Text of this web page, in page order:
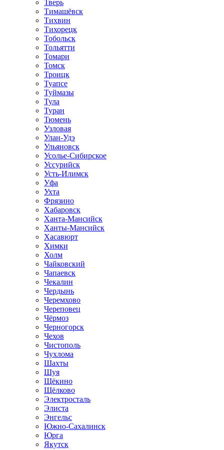
Тверь
Тимашёвск
Тихвин
Тихорецк
Тобольск
Тольятти
Томари
Томск
Троицк
Туапсе
Туймазы
Тула
Туран
Тюмень
Узловая
Улан-Удэ
Ульяновск
Усолье-Сибирское
Уссурийск
Усть-Илимск
Уфа
Ухта
Фрязино
Хабаровск
Ханта-Мансийск
Ханты-Мансийск
Хасавюрт
Химки
Холм
Чайковский
Чапаевск
Чекалин
Чердынь
Черемхово
Череповец
Чёрмоз
Черногорск
Чехов
Чистополь
Чухлома
Шахты
Шуя
Щёкино
Щёлково
Электросталь
Элиста
Энгельс
Южно-Сахалинск
Юрга
Якутск